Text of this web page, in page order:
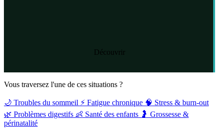
Découvrir
Vous traversez l'une de ces situations ?
🌙 Troubles du sommeil ⚡ Fatigue chronique 🧠 Stress & burn-out
🌿 Problèmes digestifs 👶 Santé des enfants 🤰 Grossesse &
périnatalité